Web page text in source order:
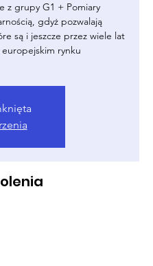
z grupy G1 + Pomiary
gdyż pozwalają
są i jeszcze przez wiele lat
rynku